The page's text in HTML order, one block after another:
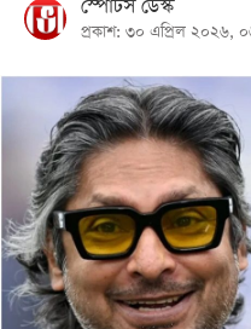
রাজনীতি
অর্থনীতি
আন্তর্জাতিক
সারাদেশ
খেলা
বিনোদন
লাইফ
স্পোর্টস ডেস্ক
প্রকাশ: ৩০ এপ্রিল ২০২৬,